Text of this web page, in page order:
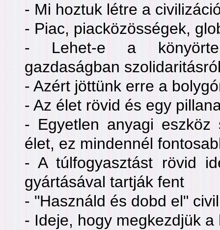
- Mi hoztuk létre a
- Piac, piacközösségek,
- Lehet-e a
gazdaságban
- Azért jöttünk erre a
- Az élet rövid és egy
- Egyetlen anyagi
élet, ez mindennél
- A túlfogyasztást rövid
gyártásával tartják fent
- "Használd és dobd el"
- Ideje, hogy megkezdjük